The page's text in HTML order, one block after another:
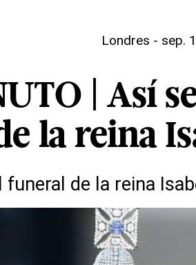
Londres - sep.
| Así
la reina
de la reina